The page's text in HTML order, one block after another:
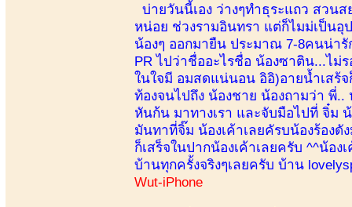
บ่ายวันนี้เอง ว่างๆทำธุระแถว สวน
หน่อย ช่วงรามอินทรา แต่ก็ไมม่เป็นอุ
น้องๆ ออกมายืน ประมาณ 7-8คนน่า
PR ไปว่าชื่ออะไรชื่อ น้องซาติน...ไม่
ในใจมี อมสดแน่นอน อิอิ)อายน้ำเสร้
ท้องจนไปถึง น้องชาย น้องถามว่า พี่
หันก้น มาทางเรา และจับมือไปที่ จิ๋ม
มันทาที่จิ๊ม น้องเค้าเลยคัรบน้องร้องดั
ก็เสร็จในปากน้องเค้าเลยครับ ^^น้อ
บ้านทุกครั้งจริงๆเลยครับ บ้าน
Wut-iPhone